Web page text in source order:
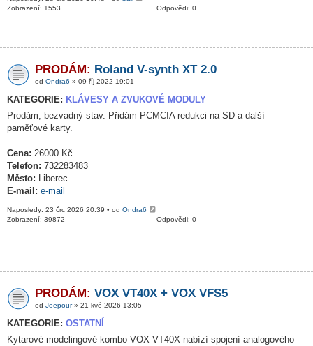
Odpovědi: 0
Zobrazení: 1553
PRODÁM: Roland V-synth XT 2.0
od Ondra6 » 09 říj 2022 19:01
KATEGORIE: KLÁVESY A ZVUKOVÉ MODULY
Prodám, bezvadný stav. Přidám PCMCIA redukci na SD a další
paměťové karty.
Cena: 26000 Kč
Telefon: 732283483
Město: Liberec
E-mail: e-mail
Naposledy: 23 črc 2026 20:39 • od Ondra6
Odpovědi: 0
Zobrazení: 39872
PRODÁM: VOX VT40X + VOX VFS5
od Joepour» 21 kvě 2026 13:05
KATEGORIE: OSTATNÍ
Kytarové modelingové kombo VOX VT40X nabízí spojení analogového